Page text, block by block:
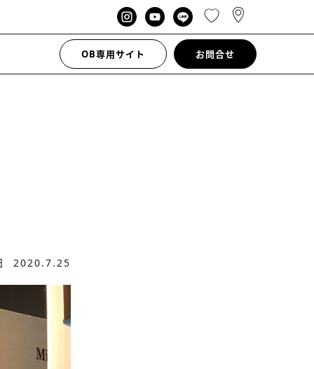
OB専用サイト お問合せ
2020.7.25